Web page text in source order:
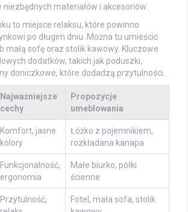
materiałów i akcesoriów.
to miejsce relaksu, które powinno
po długim dniu. Można tu umieścić
małą sofę oraz stolik kawowy. Kluczowe
dodatków, takich jak poduszki,
doniczkowe, które dodadzą przytulności.
Najważniejsze
cechy
Propozycje
umeblowania
Komfort, jasne
kolory
Łóżko z pojemnikiem,
rozkładana kanapa
Funkcjonalność,
ergonomia
Małe biurko, półki
ścienne
Przytulność,
Fotel, mała sofa, stolik